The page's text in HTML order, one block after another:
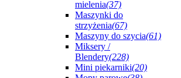
mielenia(37)
Maszynki do
strzyżenia(67)
Maszyny do szycia(61)
Miksery /
Blendery(228)
Mini piekarniki(20)